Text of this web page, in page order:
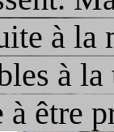
à la
à
être